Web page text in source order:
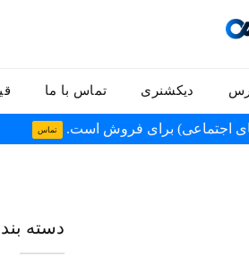
دیکشنری تماس با ما
اجتماعی) برای فروش است. تماس
دسته